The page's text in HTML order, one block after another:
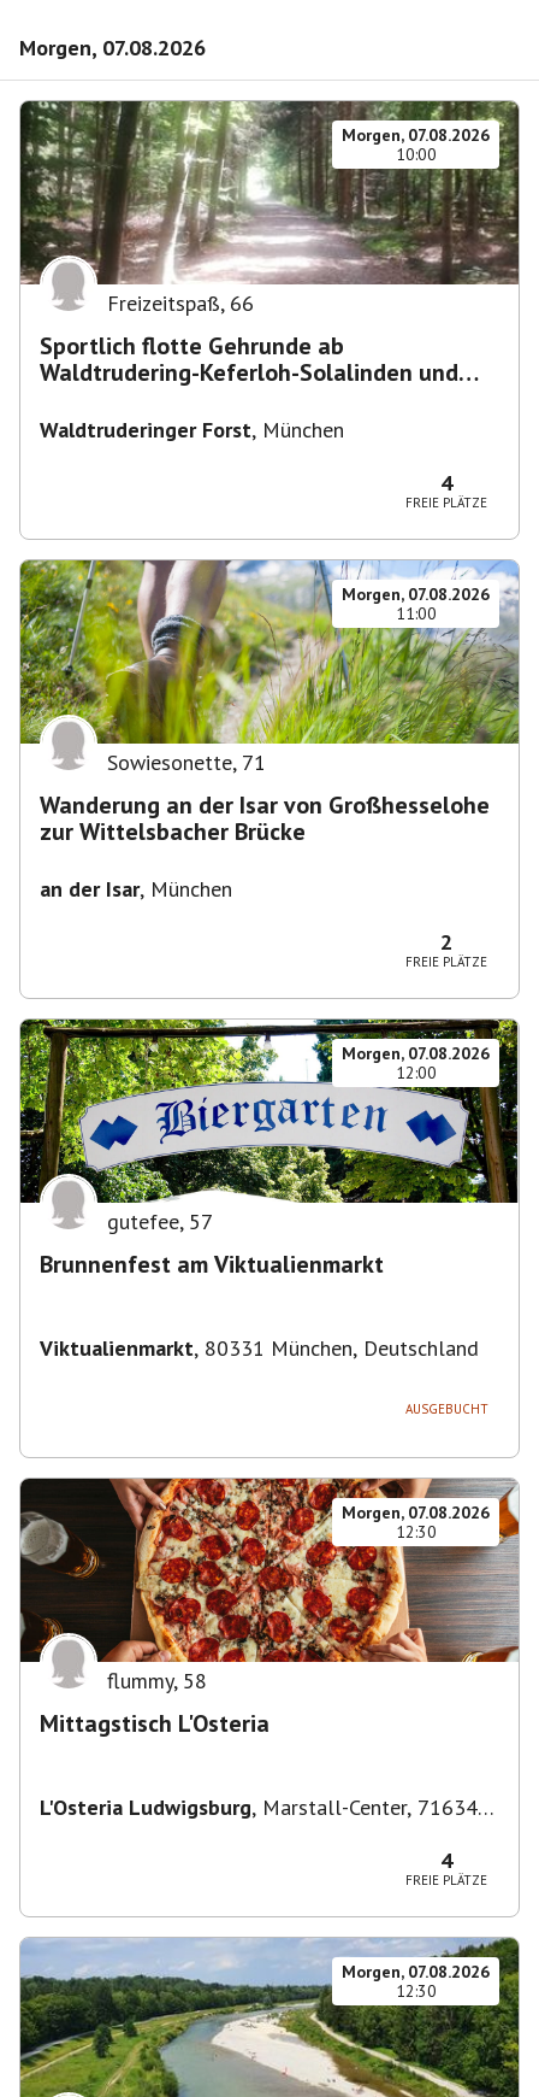
Morgen, 07.08.2026
Morgen, 07.08.2026
10:00
Freizeitspaß, 66
Sportlich flotte Gehrunde ab
Waldtrudering-Keferloh-Solalinden und
Waldtruderinger Forst, München
4
FREIE PLÄTZE
Morgen, 07.08.2026
11:00
Sowiesonette, 71
Wanderung an der Isar von Großhesselohe
zur Wittelsbacher Brücke
an der Isar, München
2
FREIE PLÄTZE
Morgen, 07.08.2026
12:00
gutefee, 57
Brunnenfest am Viktualienmarkt
Viktualienmarkt, 80331 München, Deutschland
AUSGEBUCHT
Morgen, 07.08.2026
12:30
flummy, 58
Mittagstisch L'Osteria
L'Osteria Ludwigsburg, Marstall-Center, 71634
4
FREIE PLÄTZE
Morgen, 07.08.2026
12:30